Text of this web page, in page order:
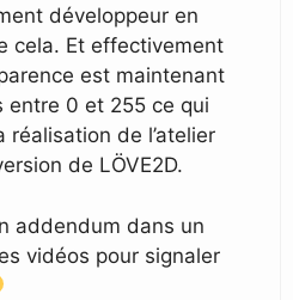
développeur en
cela. Et effectivement
est maintenant
entre 0 et 255 ce qui
de l’atelier
de LÖVE2D.
addendum dans un
vidéos pour signaler